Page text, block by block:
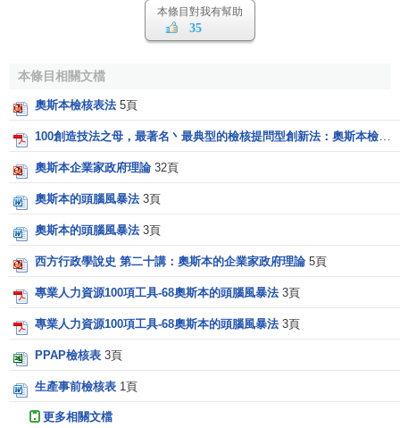
人們從事創造活動時，往往沿這樣兩條途徑：一種是當
某個目標確定後，沿著從目標到方法的途徑，根據目標找出
然後想象這一事實能起什麼作用，即從方法入手將思維引向
目標。後一種方法是人們最常用的，而且隨著科學技術的發
某個東西，“還能有其他什麼用途？”、“還能用其他什麼
某種材料，為擴大它的用途，打開它的市場，就必須善於進
行這種思考。德國有人想出了300種利用花生的實用方法，僅
僅用於烹調，他就想出了100多種方法。橡膠有什麼用處？有
家公司提出了成千上萬種設想，如用它製成：床毯、浴盆、
人行道邊飾、衣夾、鳥籠、門扶手、棺材、墓碑等等。爐渣
有什麼用處？廢料有什麼用處？邊角料有什麼用處？……當
想像力產生出更多的好設想。
（2）
明？外界有無相似的想法，能否借鑒？過去有無類似的東
本條目對我有幫助
35
本條目相關文檔
奧斯本檢核表法 5頁
100創造技法之母，最著名丶最典型的檢核提問型創新法：奧斯本檢核表法
奧斯本企業家政府理論 32頁
奧斯本的頭腦風暴法 3頁
奧斯本的頭腦風暴法 3頁
西方行政學說史 第二十講：奧斯本的企業家政府理論 5頁
專業人力資源100項工具-68奧斯本的頭腦風暴法 3頁
專業人力資源100項工具-68奧斯本的頭腦風暴法 3頁
PPAP檢核表 3頁
生產事前檢核表 1頁
更多相關文檔